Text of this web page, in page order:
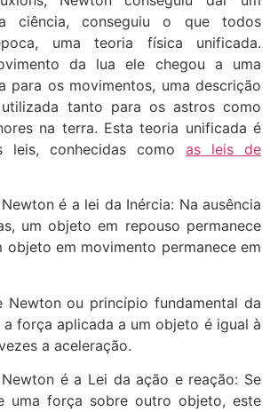
ciência, conseguiu o que todos
uma teoria física unificada.
da lua ele chegou a uma
para os movimentos, uma descrição
tanto para os astros como
na terra. Esta teoria unificada é
leis, conhecidas como as leis de
é a lei da Inércia: Na ausência
um objeto em repouso permanece
objeto em movimento permanece em
Newton ou princípio fundamental da
força aplicada a um objeto é igual à
a aceleração.
é a Lei da ação e reação: Se
uma força sobre outro objeto, este